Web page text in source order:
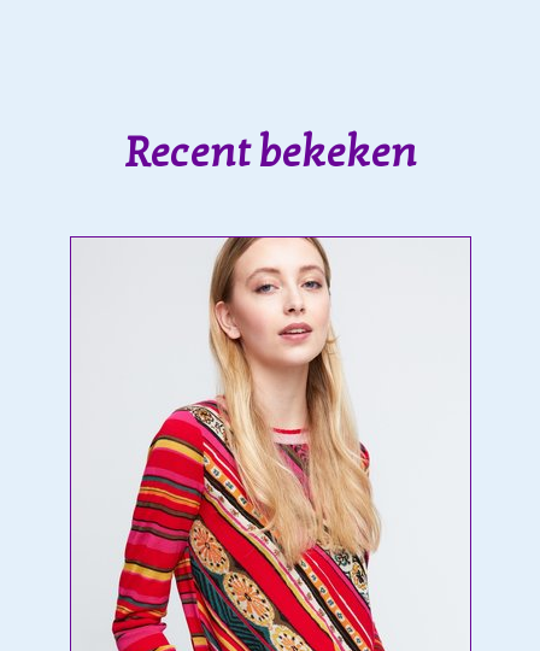
Recent bekeken